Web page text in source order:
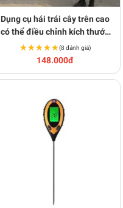
Dụng cụ hái trái cây trên cao
có thể điều chỉnh kích thước
BA664
★★★★★
★★★★★(8 đánh giá)
148.000đ